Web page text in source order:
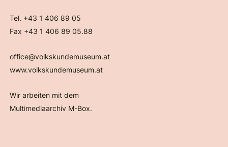
Tel. +43 1 406 89 05
Fax +43 1 406 89 05.88
office@volkskundemuseum.at
www.volkskundemuseum.at
Wir arbeiten mit dem
Multimediaarchiv M-Box.